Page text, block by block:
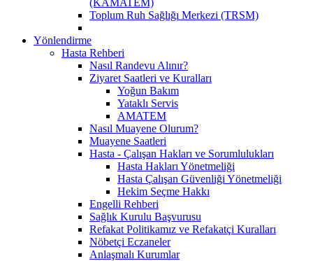
Toplum Ruh Sağlığı Merkezi (TRSM)
Yönlendirme
Hasta Rehberi
Nasıl Randevu Alınır?
Ziyaret Saatleri ve Kuralları
Yoğun Bakım
Yataklı Servis
AMATEM
Nasıl Muayene Olurum?
Muayene Saatleri
Hasta - Çalışan Hakları ve Sorumlulukları
Hasta Hakları Yönetmeliği
Hasta Çalışan Güvenliği Yönetmeliği
Hekim Seçme Hakkı
Engelli Rehberi
Sağlık Kurulu Başvurusu
Refakat Politikamız ve Refakatçi Kuralları
Nöbetçi Eczaneler
Anlaşmalı Kurumlar